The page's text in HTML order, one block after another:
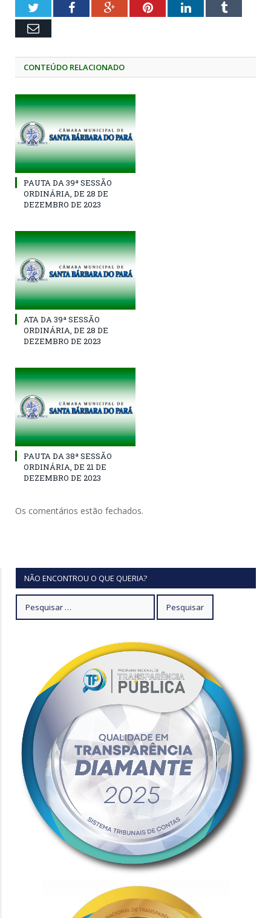
TwitterFacebookGoogle+PinterestLinkedInTumblr
Email
CONTEÚDO RELACIONADO
PAUTA DA 39ª SESSÃO
ORDINÁRIA, DE 28 DE
DEZEMBRO DE 2023
ATA DA 39ª SESSÃO
ORDINÁRIA, DE 28 DE
DEZEMBRO DE 2023
PAUTA DA 38ª SESSÃO
ORDINÁRIA, DE 21 DE
DEZEMBRO DE 2023
Os comentários estão fechados.
NÃO ENCONTROU O QUE QUERIA?